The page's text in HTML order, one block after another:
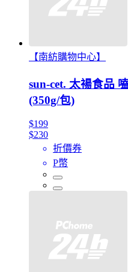
【南紡購物中心】
sun-cet. 太禓食品
(350g/包)
$199
$230
折價券
P幣